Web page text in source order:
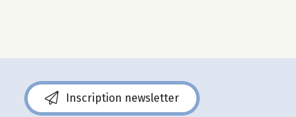
Inscription newsletter